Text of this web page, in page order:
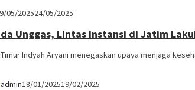
05/202524/05/2025
Unggas, Lintas Instansi di Jatim
Timur Indyah Aryani menegaskan upaya menjaga
admin18/01/202519/02/2025